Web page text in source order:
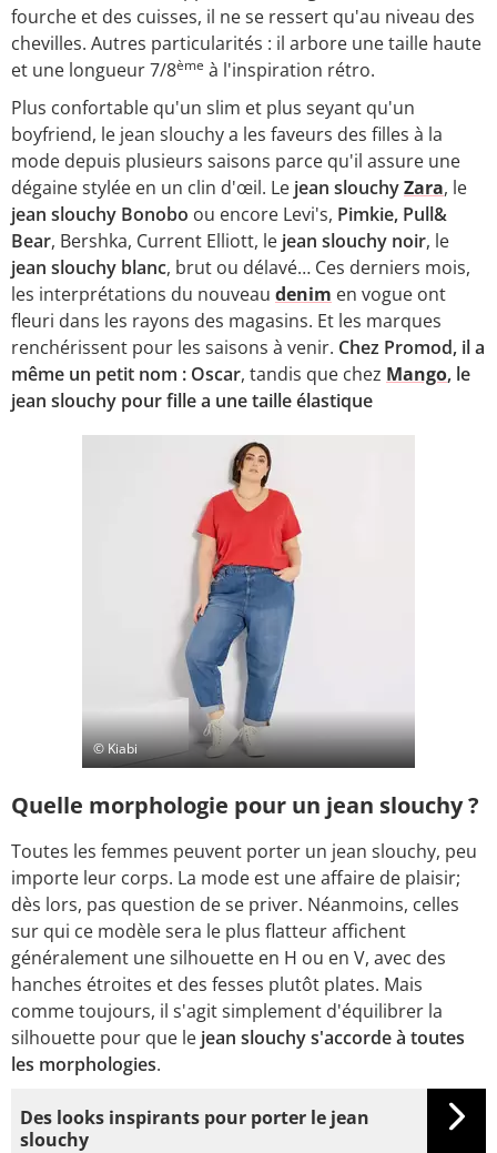
fourche et des cuisses, il ne se ressert qu'au niveau des
chevilles. Autres particularités : il arbore une taille haute
et une longueur 7/8ème à l'inspiration rétro.
Plus confortable qu'un slim et plus seyant qu'un
boyfriend, le jean slouchy a les faveurs des filles à la
mode depuis plusieurs saisons parce qu'il assure une
dégaine stylée en un clin d'œil. Le jean slouchyZara, le
jean slouchy Bonobo ou encore Levi's, Pimkie, Pull&
Bear, Bershka, Current Elliott, le jean slouchy noir, le
jean slouchy blanc, brut ou délavé… Ces derniers mois,
les interprétations du nouveau denim en vogue ont
fleuri dans les rayons des magasins. Et les marques
renchérissent pour les saisons à venir. Chez Promod, il a
même un petit nom : Oscar, tandis que chez Mango, le
jean slouchy pour fille a une taille élastique
© Kiabi
Quelle morphologie pour un jean slouchy ?
Toutes les femmes peuvent porter un jean slouchy, peu
importe leur corps. La mode est une affaire de plaisir;
dès lors, pas question de se priver. Néanmoins, celles
sur qui ce modèle sera le plus flatteur affichent
généralement une silhouette en H ou en V, avec des
hanches étroites et des fesses plutôt plates. Mais
comme toujours, il s'agit simplement d'équilibrer la
silhouette pour que le jean slouchy s'accorde à toutes
les morphologies.
Des looks inspirants pour porter le jean
slouchy